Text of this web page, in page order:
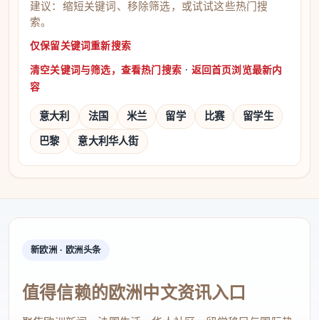
建议：缩短关键词、移除筛选，或试试这些热门搜
索。
仅保留关键词重新搜索
清空关键词与筛选，查看热门搜索 · 返回首页浏览最新内
容
意大利 法国 米兰 留学 比赛 留学生
巴黎 意大利华人街
新欧洲 · 欧洲头条
值得信赖的欧洲中文资讯入口